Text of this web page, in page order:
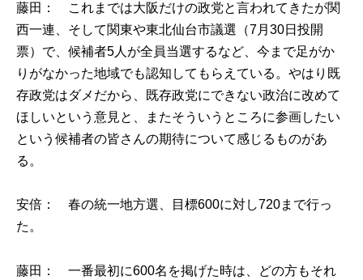
藤田： これまでは大阪だけの政党と言われてきたが関
西一連、そして関東や東北仙台市議選（7月30日投開
票）で、候補者5人が全員当選するなど、今まで足がか
りがなかった地域でも認知してもらえている。やはり既
存政党はダメだから、既存政党にできない政治に改めて
ほしいという意見と、またそういうところに参画したい
という候補者の皆さんの期待について感じるものがあ
る。
安倍： 春の統一地方選、目標600に対し720まで行っ
た。
藤田： 一番最初に600名を掲げた時は、どの方もそれ